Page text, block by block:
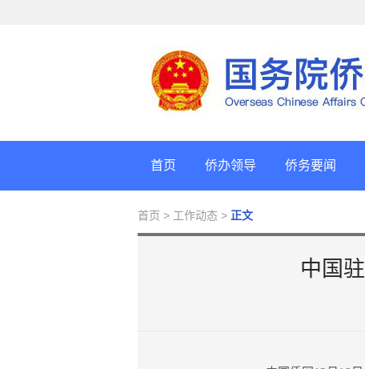
首页 侨办领导 侨务要闻
首页 > 工作动态 > 正文
中国